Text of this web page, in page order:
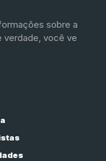
sobre a
verdade, você ve